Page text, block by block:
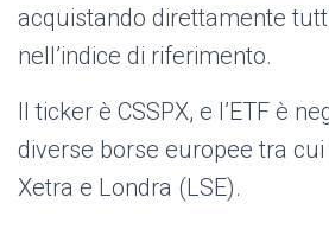
acquistando direttamente
nell’indice di riferimento.
Il ticker è CSSPX, e l’ETF è
diverse borse europee tra
Xetra e Londra (LSE).